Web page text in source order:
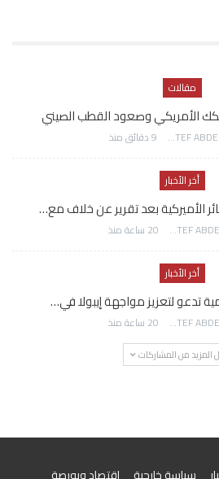
مقالات
الأمريكي وصعود القطب الصيني
AWATEF ABDELHAMED 9 دقائق منذ
أخر الأخبار
الأميركية بعد تقرير عن خلاف مع…
AWATEF ABDELHAMED 20 ساعة منذ
أخر الأخبار
تدعو لتعزيز مواجهة إيبولا في…
AWATEF ABDELHAMED 20 ساعة منذ
المزيد من المشاركات